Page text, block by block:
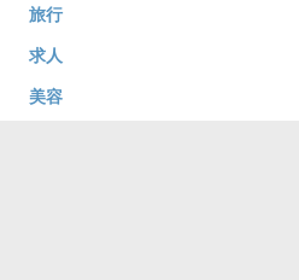
旅行
求人
美容